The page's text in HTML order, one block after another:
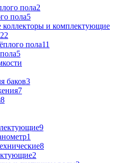
пола2
пола5
коллекторы и комплектующие
22
пола11
5
баков3
7
8
9
1
8
2